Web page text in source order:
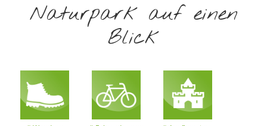
Naturpark auf einen
Blick